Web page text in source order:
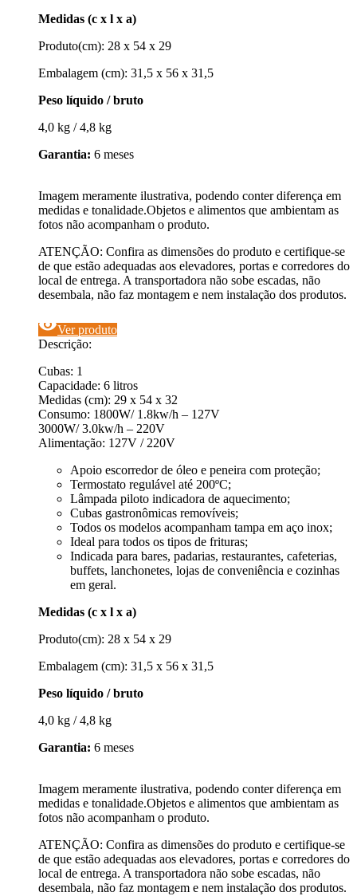
Medidas (c x l x a)
Produto(cm): 28 x 54 x 29
Embalagem (cm): 31,5 x 56 x 31,5
Peso líquido / bruto
4,0 kg / 4,8 kg
Garantia: 6 meses
Imagem meramente ilustrativa, podendo conter diferença em
medidas e tonalidade.Objetos e alimentos que ambientam as
fotos não acompanham o produto.
ATENÇÃO: Confira as dimensões do produto e certifique-se
de que estão adequadas aos elevadores, portas e corredores do
local de entrega. A transportadora não sobe escadas, não
desembala, não faz montagem e nem instalação dos produtos.
visibilityVer produto
Descrição:
Cubas: 1
Capacidade: 6 litros
Medidas (cm): 29 x 54 x 32
Consumo: 1800W/ 1.8kw/h – 127V
3000W/ 3.0kw/h – 220V
Alimentação: 127V / 220V
Apoio escorredor de óleo e peneira com proteção;
Termostato regulável até 200ºC;
Lâmpada piloto indicadora de aquecimento;
Cubas gastronômicas removíveis;
Todos os modelos acompanham tampa em aço inox;
Ideal para todos os tipos de frituras;
Indicada para bares, padarias, restaurantes, cafeterias,
buffets, lanchonetes, lojas de conveniência e cozinhas
em geral.
Medidas (c x l x a)
Produto(cm): 28 x 54 x 29
Embalagem (cm): 31,5 x 56 x 31,5
Peso líquido / bruto
4,0 kg / 4,8 kg
Garantia: 6 meses
Imagem meramente ilustrativa, podendo conter diferença em
medidas e tonalidade.Objetos e alimentos que ambientam as
fotos não acompanham o produto.
ATENÇÃO: Confira as dimensões do produto e certifique-se
de que estão adequadas aos elevadores, portas e corredores do
local de entrega. A transportadora não sobe escadas, não
desembala, não faz montagem e nem instalação dos produtos.